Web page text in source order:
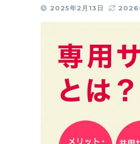
2025年2月13日 2026